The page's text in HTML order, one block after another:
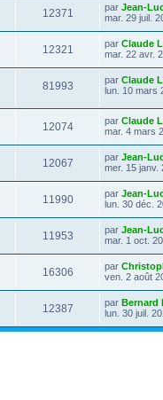
12371 par Jean-
mar. 29 juil.
12321 par Claude
mar. 22 avr.
81993 par Claude
lun. 10 mars
12074 par Claude
mar. 4 mars
12067 par Jean-
mer. 15 janv.
11990 par Jean-
lun. 30 déc.
11953 par Jean-
mar. 1 oct.
16306 par
ven. 2 août
12387 par Bernard
lun. 30 juil.